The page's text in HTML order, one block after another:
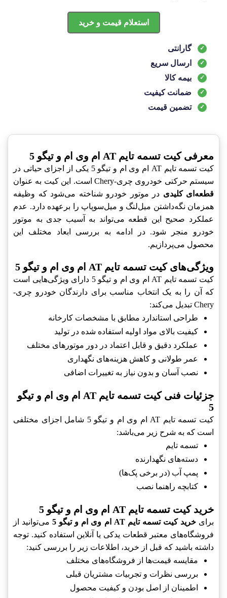
استعلام قیمت و خرید
گارانتی
ارسال سریع
بیمه کالا
ضمانت کیفیت
تضمین قیمت
معرفی کیت تسمه تایم AT ام وی ام و تیگو 5
کیت تسمه تایم AT ام وی ام و تیگو 5 یکی از اجزای حیاتی در
سیستم حرکتی خودروی چری-Chery است. این کیت به عنوان
قطعه‌ای کلیدی در موتور خودرو شناخته می‌شود که وظیفه
همزمان نگه‌داشتن میل‌لنگ و میل‌سوپاپ را برعهده دارد. عدم
عملکرد صحیح این قطعه می‌تواند به آسیب جدی به موتور
خودرو منجر شود. در ادامه به بررسی ابعاد مختلف این
محصول می‌پردازیم.
ویژگی‌های کیت تسمه تایم AT ام وی ام و تیگو 5
کیت تسمه تایم AT ام وی ام و تیگو 5 دارای ویژگی‌هایی است
که آن را به یک انتخاب مناسب برای دارندگان خودرو چری-
Chery تبدیل می‌کند:
طراحی استاندارد مطابق با مشخصات کارخانه
کیفیت بالای مواد اولیه استفاده شده در تولید
عملکرد دقیق و قابل اعتماد در دور موتورهای مختلف
عمر طولانی و کاهش هزینه‌های نگهداری
نصب آسان و بدون نیاز به تغییرات اضافی
جزئیات فنی کیت تسمه تایم AT ام وی ام و تیگو
5
کیت تسمه تایم AT ام وی ام و تیگو 5 شامل اجزای مختلفی
است که به شرح زیر می‌باشد:
تسمه تایم
دسته‌های نگهدارنده
پمپ آب (در برخی پک‌ها)
کتابچه راهنما نصب
خرید کیت تسمه تایم AT ام وی ام و تیگو 5
برایخرید کیت تسمه تایم AT ام وی ام و تیگو 5
می‌توانید از
فروشگاه‌های معتبر قطعات یدکی یا آنلاین استفاده کنید. توجه
داشته باشید که قبل از خرید، اطلاعات زیر را بررسی کنید:
مقایسه قیمت‌ها از فروشگاه‌های مختلف
بررسی نظرات و تجربیات مشتریان قبلی
اطمینان از اصل بودن و کیفیت محصول